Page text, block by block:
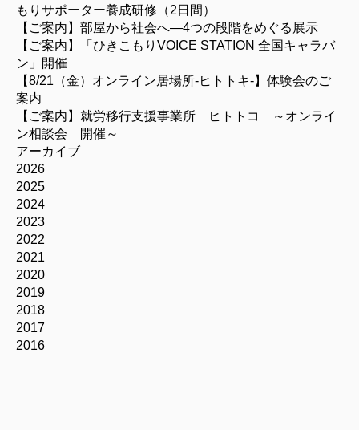
もりサポーター養成研修（2日間）
【ご案内】部屋から社会へ―4つの段階をめぐる展示
【ご案内】「ひきこもりVOICE STATION 全国キャラバ
ン」開催
【8/21（金）オンライン居場所-ヒトトキ-】体験会のご
案内
【ご案内】就労移行支援事業所 ヒトトコ ～オンライ
ン相談会 開催～
アーカイブ
2026
2025
2024
2023
2022
2021
2020
2019
2018
2017
2016